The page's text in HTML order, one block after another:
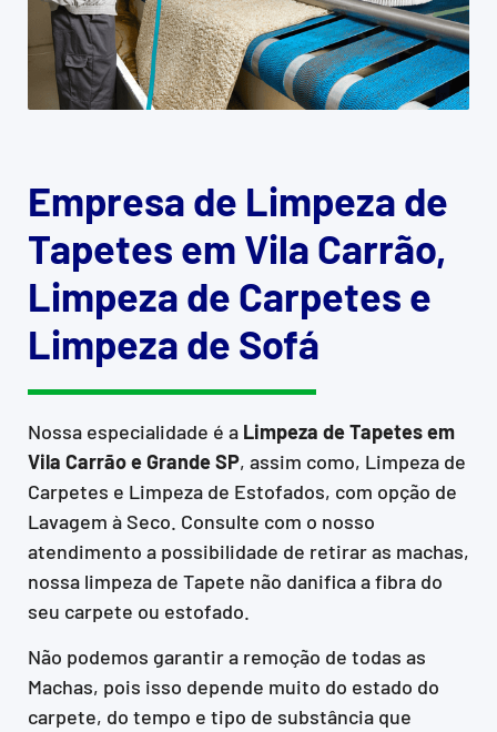
Empresa de Limpeza de
Tapetes em Vila Carrão,
Limpeza de Carpetes e
Limpeza de Sofá
Nossa especialidade é a Limpeza de Tapetes em
Vila Carrão e Grande SP, assim como, Limpeza de
Carpetes e Limpeza de Estofados, com opção de
Lavagem à Seco. Consulte com o nosso
atendimento a possibilidade de retirar as machas,
nossa limpeza de Tapete não danifica a fibra do
seu carpete ou estofado.
Não podemos garantir a remoção de todas as
Machas, pois isso depende muito do estado do
carpete, do tempo e tipo de substância que